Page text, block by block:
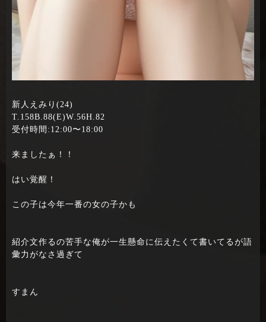
新人えみり(24)
T.158B.88(E)W.56H.82
受付時間:12:00〜18:00
来ましたぁ！！
はい覚醒！
この子は今年一番の女の子かも
紹介文作るの苦手な俺が一生懸命に伝えたくて書いてるが語
彙力がなさ過ぎて
すまん